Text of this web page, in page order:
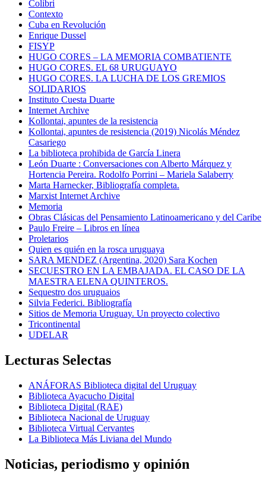
Colibri
Contexto
Cuba en Revolución
Enrique Dussel
FISYP
HUGO CORES – LA MEMORIA COMBATIENTE
HUGO CORES. EL 68 URUGUAYO
HUGO CORES. LA LUCHA DE LOS GREMIOS
SOLIDARIOS
Instituto Cuesta Duarte
Internet Archive
Kollontai, apuntes de la resistencia
Kollontai, apuntes de resistencia (2019) Nicolás Méndez
Casariego
La biblioteca prohibida de García Linera
León Duarte : Conversaciones con Alberto Márquez y
Hortencia Pereira. Rodolfo Porrini – Mariela Salaberry
Marta Harnecker, Bibliografía completa.
Marxist Internet Archive
Memoria
Obras Clásicas del Pensamiento Latinoamericano y del Caribe
Paulo Freire – Libros en línea
Proletarios
Quien es quién en la rosca uruguaya
SARA MENDEZ (Argentina, 2020) Sara Kochen
SECUESTRO EN LA EMBAJADA. EL CASO DE LA
MAESTRA ELENA QUINTEROS.
Sequestro dos uruguaios
Silvia Federici. Bibliografía
Sitios de Memoria Uruguay. Un proyecto colectivo
Tricontinental
UDELAR
Lecturas Selectas
ANÁFORAS Biblioteca digital del Uruguay
Biblioteca Ayacucho Digital
Biblioteca Digital (RAE)
Biblioteca Nacional de Uruguay
Biblioteca Virtual Cervantes
La Biblioteca Más Liviana del Mundo
Noticias, periodismo y opinión